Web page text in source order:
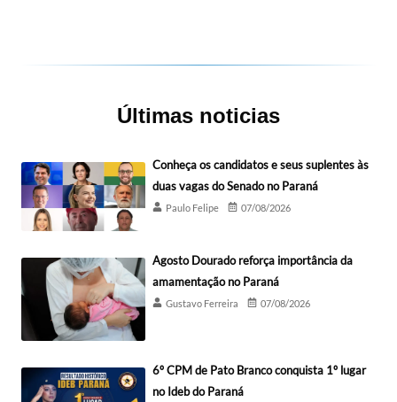
Últimas noticias
Conheça os candidatos e seus suplentes às
duas vagas do Senado no Paraná
Paulo Felipe 07/08/2026
Agosto Dourado reforça importância da
amamentação no Paraná
Gustavo Ferreira 07/08/2026
6º CPM de Pato Branco conquista 1º lugar
no Ideb do Paraná